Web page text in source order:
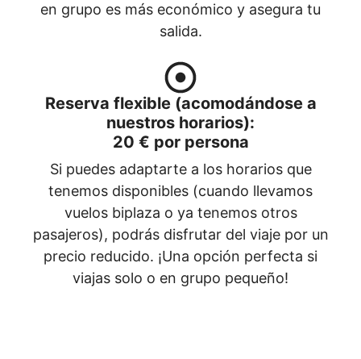
en grupo es más económico y asegura tu
salida.
Reserva flexible (acomodándose a
nuestros horarios):
20 € por persona
Si puedes adaptarte a los horarios que
tenemos disponibles (cuando llevamos
vuelos biplaza o ya tenemos otros
pasajeros), podrás disfrutar del viaje por un
precio reducido. ¡Una opción perfecta si
viajas solo o en grupo pequeño!